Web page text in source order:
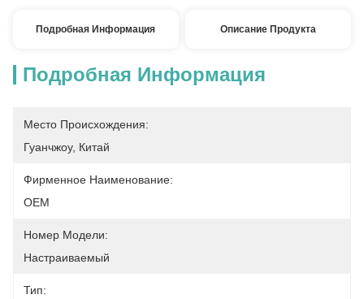
Подробная Информация Описание Продукта
Подробная Информация
Место Происхождения:
Гуанчжоу, Китай
Фирменное Наименование:
OEM
Номер Модели:
Настраиваемый
Тип: